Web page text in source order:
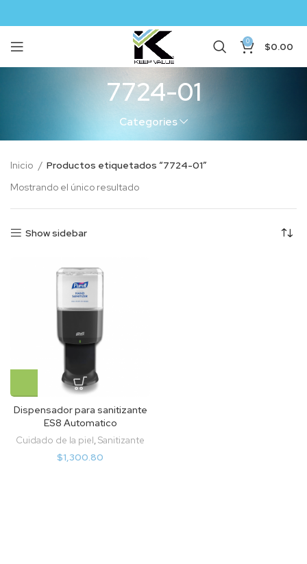
0 $0.00
7724-01
Categories
Inicio
Productos etiquetados “7724-01”
Mostrando el único resultado
Show sidebar
Dispensador para sanitizante
ES8 Automatico
Cuidado de la piel,Sanitizante
$1,300.80